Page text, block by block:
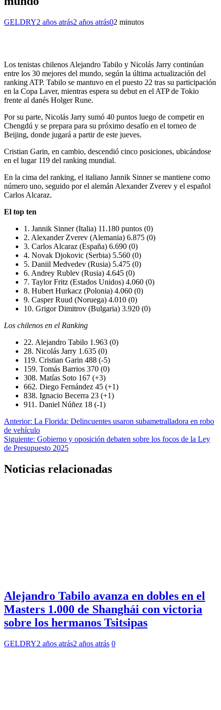
GELDRY2 años atrás2 años atrás02 minutos
Los tenistas chilenos Alejandro Tabilo y Nicolás Jarry continúan
entre los 30 mejores del mundo, según la última actualización del
ranking ATP. Tabilo se mantuvo en el puesto 22 tras su participación
en la Copa Laver, mientras espera su debut en el ATP de Tokio
frente al danés Holger Rune.
Por su parte, Nicolás Jarry sumó 40 puntos luego de competir en
Chengdú y se prepara para su próximo desafío en el torneo de
Beijing, donde jugará a partir de este jueves.
Cristian Garin, en cambio, descendió cinco posiciones, ubicándose
en el lugar 119 del ranking mundial.
En la cima del ranking, el italiano Jannik Sinner se mantiene como
número uno, seguido por el alemán Alexander Zverev y el español
Carlos Alcaraz.
El top ten
1. Jannik Sinner (Italia) 11.180 puntos (0)
2. Alexander Zverev (Alemania) 6.875 (0)
3. Carlos Alcaraz (España) 6.690 (0)
4. Novak Djokovic (Serbia) 5.560 (0)
5. Daniil Medvedev (Rusia) 5.475 (0)
6. Andrey Rublev (Rusia) 4.645 (0)
7. Taylor Fritz (Estados Unidos) 4.060 (0)
8. Hubert Hurkacz (Polonia) 4.060 (0)
9. Casper Ruud (Noruega) 4.010 (0)
10. Grigor Dimitrov (Bulgaria) 3.920 (0)
Los chilenos en el Ranking
22. Alejandro Tabilo 1.963 (0)
28. Nicolás Jarry 1.635 (0)
119. Cristian Garin 488 (-5)
159. Tomás Barrios 370 (0)
308. Matías Soto 167 (+3)
662. Diego Fernández 45 (+1)
838. Ignacio Becerra 23 (+1)
911. Daniel Núñez 18 (-1)
Navegación
de
entradas
Anterior: La Florida: Delincuentes usaron subametralladora en robo
de vehículo
Siguiente: Gobierno y oposición debaten sobre los focos de la Ley
de Presupuesto 2025
Noticias relacionadas
Alejandro Tabilo avanza en dobles en el
Masters 1.000 de Shanghái con victoria
sobre los hermanos Tsitsipas
GELDRY2 años atrás2 años atrás 0